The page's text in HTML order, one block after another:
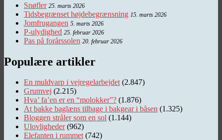
Snøfler 25. marts 2026
Tidsbegrænset højdebegrænsning 15. marts 2026
Jomfrugangen 5. marts 2026
P-ulydighed 25. februar 2026
Pas på forårssolen 20. februar 2026
Populære artikler
En muldvarp i vejregelarbejdet (2.847)
Grumvej (2.215)
Hva’ fa’en er en “molokker”? (1.876)
At bakke baglæns tilbage i bakgear i båsen (1.325)
Bloggen stråler som en sol (1.144)
Ulovligheder (962)
Elefanten i rummet (742)